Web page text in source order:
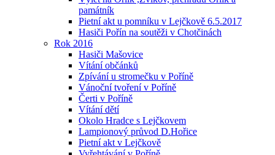
památník
Pietní akt u pomníku v Lejčkově 6.5.2017
Hasiči Pořín na soutěži v Chotčinách
Rok 2016
Hasiči Mašovice
Vítání občánků
Zpívání u stromečku v Poříně
Vánoční tvoření v Poříně
Čerti v Poříně
Vítání dětí
Okolo Hradce s Lejčkovem
Lampionový průvod D.Hořice
Pietní akt v Lejčkově